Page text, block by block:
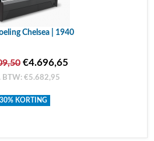
Chelsea | 1940
€4.696,65
BTW: €5.682,95
30% KORTING